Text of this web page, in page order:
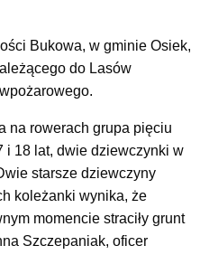
Bukowa, w gminie Osiek,
do Lasów
na rowerach grupa pięciu
i 18 lat, dwie dziewczynki w
starsze dziewczyny
koleżanki wynika, że
momencie straciły grunt
Szczepaniak, oficer